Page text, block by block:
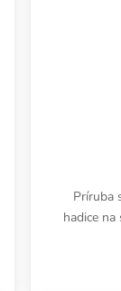
Príruba
hadice